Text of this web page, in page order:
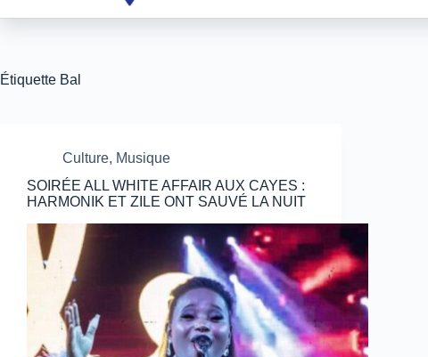
Étiquette Bal
Culture, Musique
SOIRÉE ALL WHITE AFFAIR AUX CAYES :
HARMONIK ET ZILE ONT SAUVÉ LA NUIT